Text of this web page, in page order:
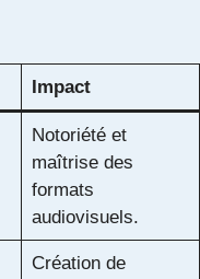
Impact
Notoriété et
maîtrise des
formats
audiovisuels.
Création de